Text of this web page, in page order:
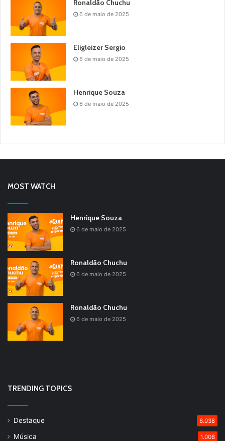
Ronaldão Chuchu
6 de maio de 2025
Eligleizer Sergio
6 de maio de 2025
Henrique Souza
6 de maio de 2025
MOST WATCH
Henrique Souza
6 de maio de 2025
Ronaldão Chuchu
6 de maio de 2025
Ronaldão Chuchu
6 de maio de 2025
TRENDING TOPICS
Destaque 6.038
Música 1.008